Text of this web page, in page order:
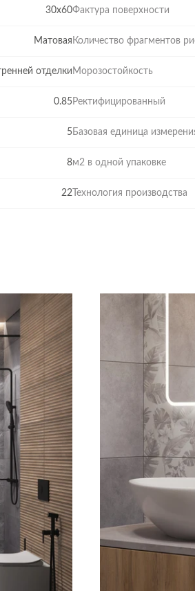
чтобы он был
Она лёгкая и удобная в
30x60Фактура поверхности
Матовая Количество фрагментов
отделки Морозостойкость
0.85Ректифицированный
5Базовая единица
8м2 в одной упаковке
22 Технология производства